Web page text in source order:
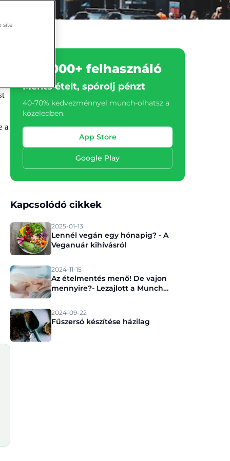
a
500.000+ felhasználó
Ments ételt, spórolj pénzt
40-70% kedvezménnyel munch-olhatsz a
közeledben.
App Store
Google Play
Kapcsolódó cikkek
2025-01-13
Lennél vegán egy hónapig? - A
Veganuár kihívásról
2024-11-15
Az ételmentés menő! De vajon
mennyire?- Lezajlott a Munch
2024-09-22
Fűszersó készítése házilag
site